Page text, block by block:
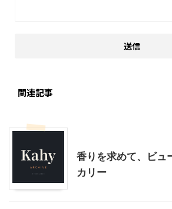
関連記事
香りを求めて、ビュ
カリー